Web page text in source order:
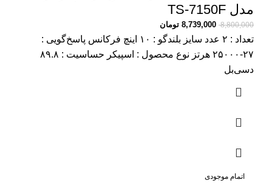
مدل TS-7150F
8,800,000
8,739,000 تومان
تعداد : ۲ عدد سایز بلندگو : ۱۰ اینچ فرکانس پاسخ‌گویی :
۲۷-۲۵۰۰۰ هرتز نوع محصول : اسپیکر حساسیت : ۸۹.۸
دسی‌بل
اتمام موجودی